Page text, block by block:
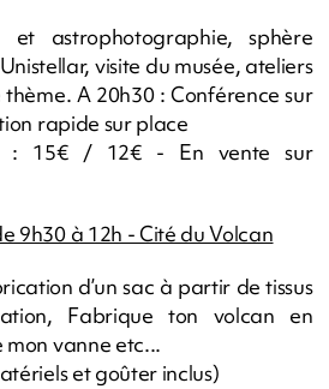
astrophotographie, sphère
visite du musée, ateliers
A 20h30 : Conférence sur
rapide sur place
: 15€ / 12€ - En vente sur
9h30 à 12h - Cité du Volcan
d’un sac à partir de tissus
Fabrique ton volcan en
mon vanne etc...
et goûter inclus)